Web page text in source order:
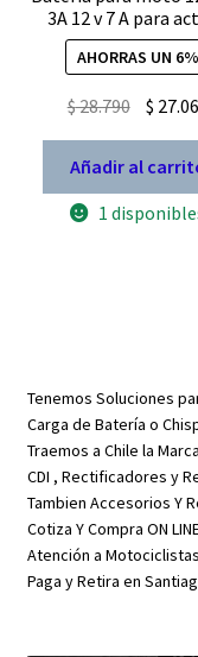
3A 12 v 7 A para
AHORRAS UN 6%
$28.790 El
precio
original
era:
$ 28.790.
$
Añadir al
1
Tenemos Soluciones
Carga de Batería o
Traemos a Chile la
CDI , Rectificadores y
Tambien Accesorios Y
Cotiza Y Compra ON
Atención a
Paga y Retira en Santiago